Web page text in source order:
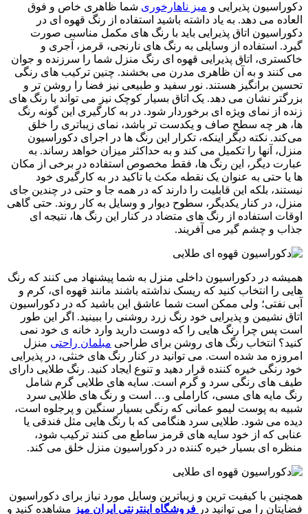
دکوراسیون پذیرایی و میز ناهارخوری شما ظاهری خاص و فوق
العاده می دهد. به یاد داشته باشید استفاده از رنگ قهوه ای در
دکوراسیون اتاق پذیرایی باید با رنگ های مکمل مناسبی صورت
گیرد. استفاده از وسایلی به رنگ های نارنجی، قرمز، آجری و
خاکستری، اتاق پذیرایی قهوه ای رنگ منزل شما را سرزنده و جوان
می کنند و به آن ظاهری مدرن می بخشند. چنین ترکیب های رنگی
تحسین برانگیز هستند. نور سفید و طبیعی نیز فضا را روشن تر و
بزرگتر نشان می دهد. یک اتاق بسیار کوچک نیز می تواند با رنگ های
زنده از نمای ویژه ای برخوردار شود. در به کارگیری این گونه رنگ
ها، هر چه سطح صاف و یکدست تر باشد، نمای زیباتری را خلق
می‌کند. نکته دیگر اینکه، تکرار این رنگ ها در اجرای دکوراسیون
منزل، آنها را تکمیل می کند و به حداکثر میزان خواهد رساند. به
عبارت دیگر، این رنگ ها، فقط مخصوص استفاده در برخی از مکان
ها یا حتی به عنوان یک نقطه مکث یا تاکید در به کارگیری خود
نیستند، بلکه این قابلیت را دارند که در همه جا و حتی در چندین جای
منزل، در کنار یکدیگر، سطوح دیوار و وسایل به کار روند. حتی گاهی
اوقات استفاده از رنگ های متضاد در کنار این رنگ ها، نتیجه ای
جذاب و چشم گیر می آفریند.
همیشه در دکوراسیون داخلی منزل به شما پیشنهاد می کنند که رنگ
هایی را انتخاب کنید که ریسک نداشته باشند مانند قهوه ای، کرم و
آبی نفتی؛ ولی ممکن است شما عاشق این باشید که در دکوراسیون
اتاق نشیمن و پذیرایی خود رنگ زرد روشنی را ببینید. اگر این طور
است پس چرا رنگ هایی را که دوست دارید وارد خانه ی خود نمی
کنید؟ انتخاب رنگ های روشن برای طراحی مبلمان راحتی منزل
امروزه مد شده است. می توانید در کنار رنگ های خنثی، در پذیرایی
خود رنگی خیره کننده قرار دهید و تنوع ایجاد کنید. رنگ طلایی دارای
طیف های رنگی سرد و گرم است. سایه های طلایی گرم شامل
رنگ مایه های مسی، کاراملی و… است و رنگ های طلایی سرد
شبیه به پوست لیمو عمانی که رنگی بسیار سنگین و پرجلوه است،
دیده می شود. طلایی سرد هنگامی که با رنگ هایی مثل فندقی یا
عنابی که از خود سایه های قرمز ساطع می کنند ترکیب شود،
منظره ای بسیار خیره کننده در دکوراسیون منزل خلق می کند.
همچنین با کیفیت ترین و زیباترین وسایل مورد نیاز برای دکوراسیون
فضایتان را می توانید در فروشگاه اینترنتی ایران میز مشاهده کنید و